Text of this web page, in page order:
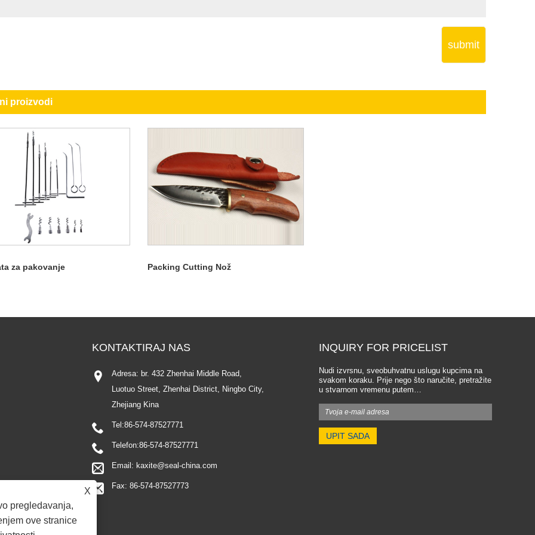
submit
proizvodi
za pakovanje Packing Cutting Nož
INQUIRY FOR PRICELIST
Nudi izvrsnu, sveobuhvatnu uslugu kupcima na
svakom koraku. Prije nego što naručite, pretražite
u stvarnom vremenu putem…
KONTAKTIRAJ NAS
Adresa: br. 432 Zhenhai Middle Road,
Luotuo Street, Zhenhai District, Ningbo City,
Zhejiang Kina
Tel:86-574-87527771
Telefon:86-574-87527771
Email: kaxite@seal-china.com
Fax: 86-574-87527773
X
pregledavanja,
ove stranice